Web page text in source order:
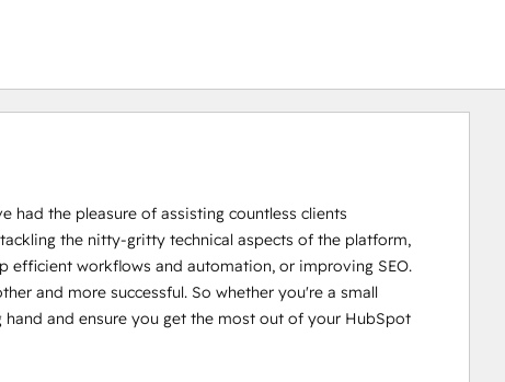
had the pleasure of assisting countless clients
the nitty-gritty technical aspects of the platform,
efficient workflows and automation, or improving SEO.
and more successful. So whether you're a small
and ensure you get the most out of your HubSpot